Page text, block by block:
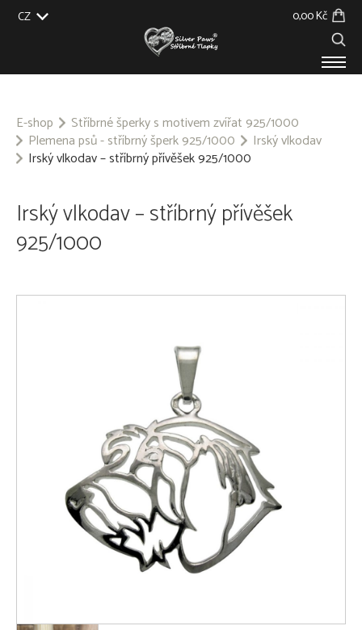
CZ
0,00 Kč
GALERIE
E-shop
Stříbrné šperky s motivem zvířat 925/1000
Plemena psů - stříbrný šperk 925/1000
Irský vlkodav
Irský vlkodav – stříbrný přívěšek 925/1000
Irský vlkodav – stříbrný přívěšek
925/1000